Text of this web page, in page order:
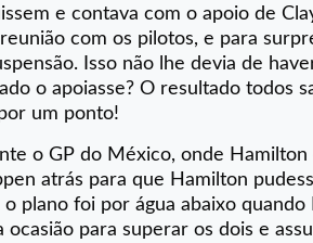
e contava com o apoio de
com os pilotos, e para
Isso não lhe devia de
o apoiasse? O resultado todos
um ponto!
o GP do México, onde
atrás para que Hamilton
plano foi por água abaixo quando
para superar os dois e